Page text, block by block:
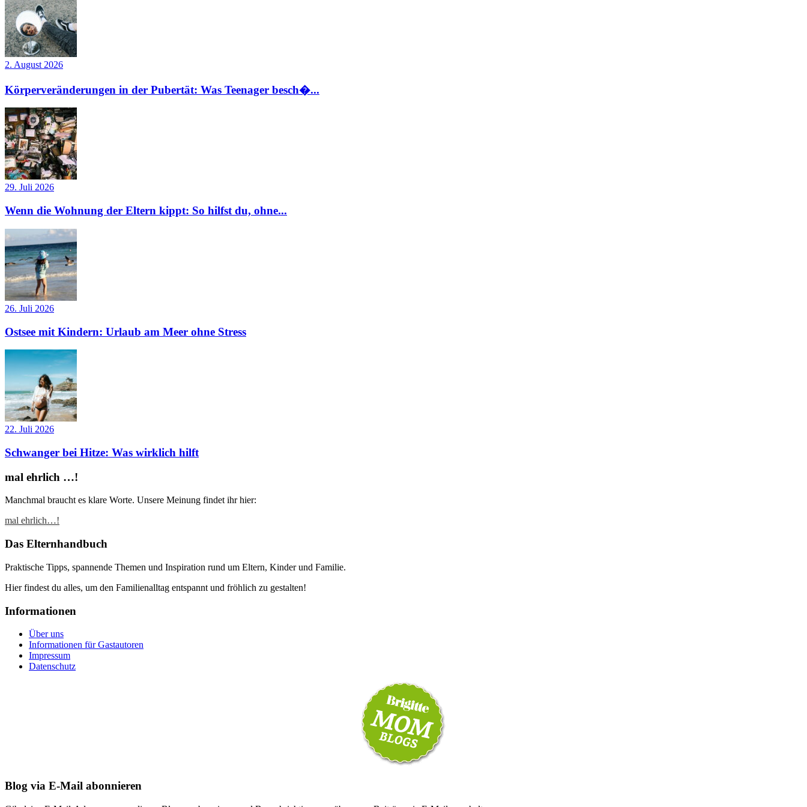
2. August 2026
Körperveränderungen in der Pubertät: Was Teenager besch�...
29. Juli 2026
Wenn die Wohnung der Eltern kippt: So hilfst du, ohne...
26. Juli 2026
Ostsee mit Kindern: Urlaub am Meer ohne Stress
22. Juli 2026
Schwanger bei Hitze: Was wirklich hilft
mal ehrlich …!
Manchmal braucht es klare Worte. Unsere Meinung findet ihr hier:
mal ehrlich…!
Das Elternhandbuch
Praktische Tipps, spannende Themen und Inspiration rund um Eltern, Kinder und Familie.
Hier findest du alles, um den Familienalltag entspannt und fröhlich zu gestalten!
Informationen
Über uns
Informationen für Gastautoren
Impressum
Datenschutz
Blog via E-Mail abonnieren